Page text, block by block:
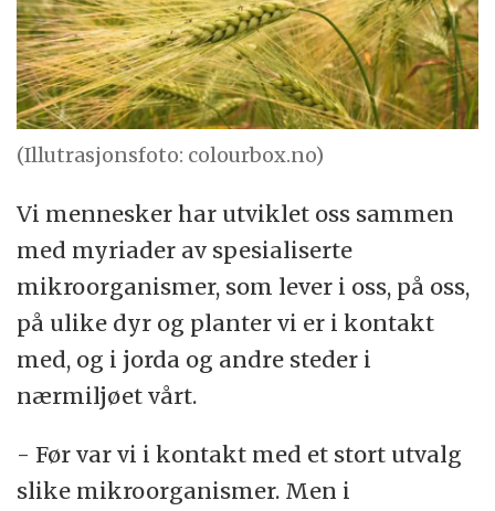
(Illutrasjonsfoto: colourbox.no)
Vi mennesker har utviklet oss sammen
med myriader av spesialiserte
mikroorganismer, som lever i oss, på oss,
på ulike dyr og planter vi er i kontakt
med, og i jorda og andre steder i
nærmiljøet vårt.
- Før var vi i kontakt med et stort utvalg
slike mikroorganismer. Men i